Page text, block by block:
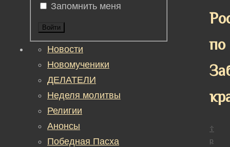
по
☦
р
Запомнить меня
Войти
Новости
Новомученики
ДЕЛАТЕЛИ
Неделя молитвы
Религии
Анонсы
Победная Пасха